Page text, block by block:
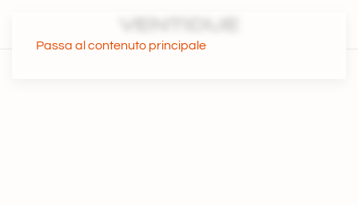
Passa al contenuto principale